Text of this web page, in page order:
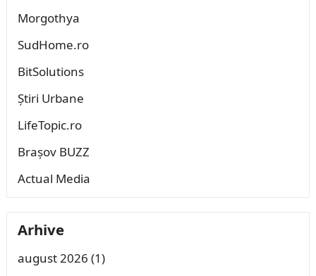
Morgothya
SudHome.ro
BitSolutions
Știri Urbane
LifeTopic.ro
Brașov BUZZ
Actual Media
Arhive
august 2026 (1)